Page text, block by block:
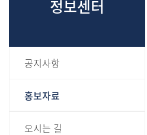
정보센터
공지사항
홍보자료
오시는 길